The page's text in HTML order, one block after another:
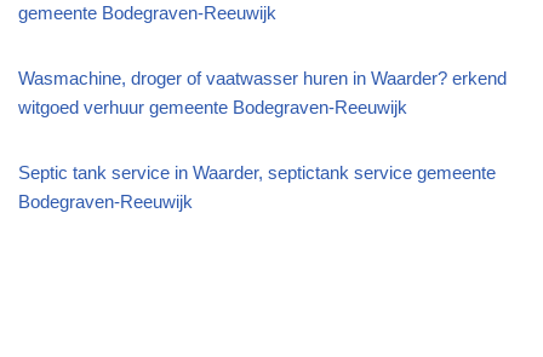
gemeente Bodegraven-Reeuwijk
Wasmachine, droger of vaatwasser huren in Waarder? erkend
witgoed verhuur gemeente Bodegraven-Reeuwijk
Septic tank service in Waarder, septictank service gemeente
Bodegraven-Reeuwijk